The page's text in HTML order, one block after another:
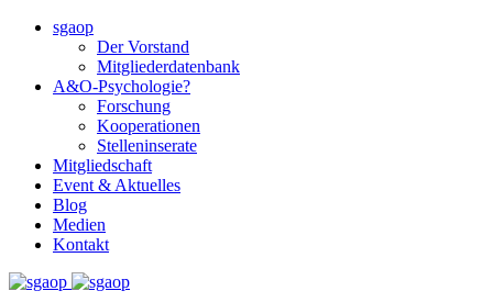
sgaop
Der Vorstand
Mitgliederdatenbank
A&O-Psychologie?
Forschung
Kooperationen
Stelleninserate
Mitgliedschaft
Event & Aktuelles
Blog
Medien
Kontakt